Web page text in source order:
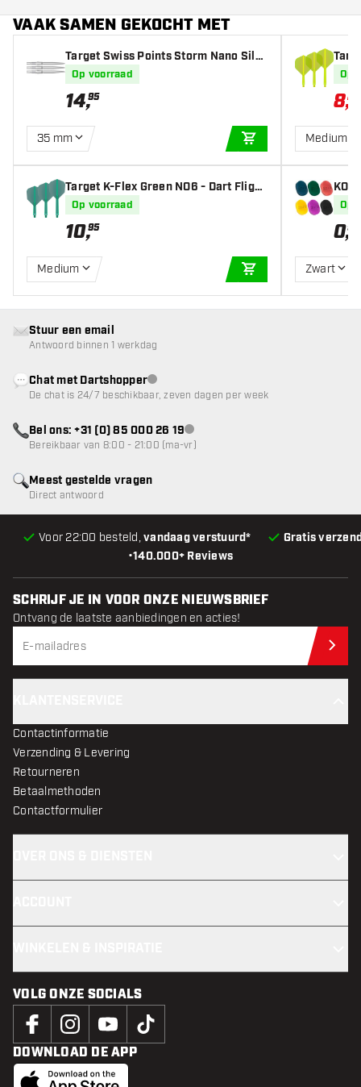
VAAK SAMEN GEKOCHT MET
Target Swiss Points Storm Nano Silv
er
Op voorraad
14,95
35 mm
IN WINKELWAGEN
Target K-Flex Green NO6 - Dart Flight
Op voorraad
10,95
Medium
IN WINKELWAGEN
Op
8,21
Medium
Op
0,95
Zwart
•140.000+ Reviews
Voor 22:00 besteld,vandaag verstuurd* Gratis
Meest gestelde vragen
Direct antwoord
Stuur een email
Antwoord binnen 1 werkdag
Chat met Dartshopperklantenservice niet beschikbaar
De chat is 24/7 beschikbaar, zeven dagen per week
Bel ons: +31 (0) 85 000 26 19klantenservice niet beschikbaar
Bereikbaar van 8:00 - 21:00 (ma-vr)
SCHRIJF JE IN VOOR ONZE NIEUWSBRIEF
Ontvang de laatste aanbiedingen en acties!
Contactinformatie
Verzending & Levering
Retourneren
Betaalmethoden
Contactformulier
VOLG ONZE SOCIALS
DOWNLOAD DE APP